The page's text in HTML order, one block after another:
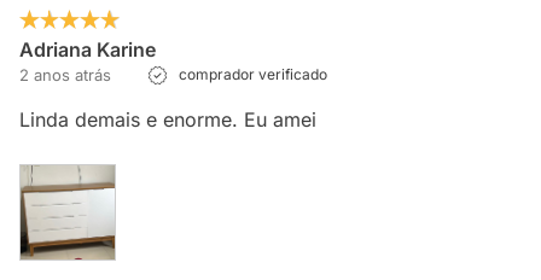
Adriana Karine
2 anos atrás comprador verificado
Linda demais e enorme. Eu amei